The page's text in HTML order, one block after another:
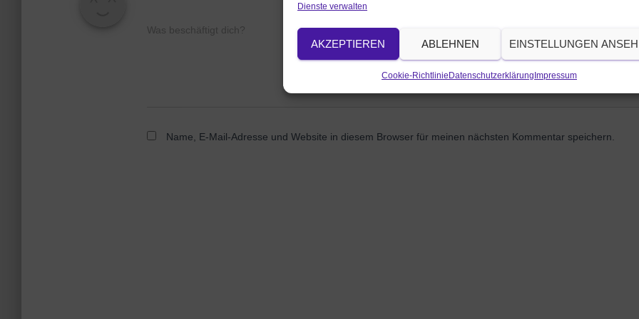
Dienste verwalten
AKZEPTIEREN ABLEHNEN EINSTELLUNGEN
Cookie-Richtlinie Datenschutzerklärung Impressum
Was beschäftigt dich?
Name, E-Mail-Adresse und Website in diesem Browser für meinen nächsten Kommentar speichern.